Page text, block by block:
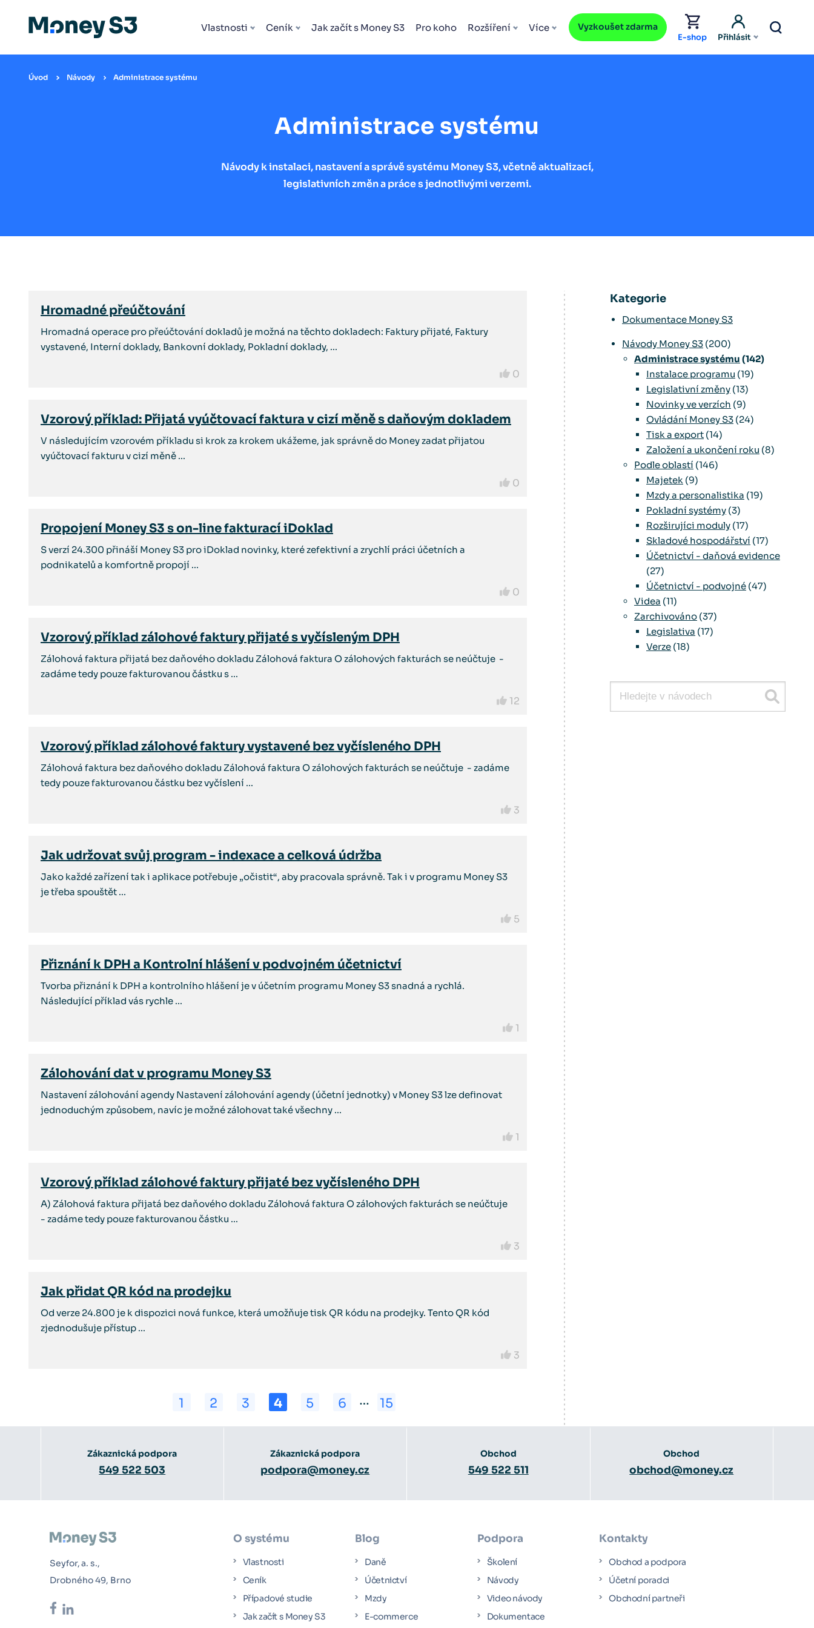
Vlastnosti Ceník Jak začít s Money S3 Pro koho Rozšíření Více Vyzkoušet zdarma
E-shop Přihlásit
Úvod Návody Administrace systému
Administrace systému
Návody k instalaci, nastavení a správě systému Money S3, včetně aktualizací,
legislativních změn a práce s jednotlivými verzemi.
Hromadné přeúčtování
Hromadná operace pro přeúčtování dokladů je možná na těchto dokladech: Faktury přijaté, Faktury
vystavené, Interní doklady, Bankovní doklady, Pokladní doklady, ...
0
Vzorový příklad: Přijatá vyúčtovací faktura v cizí měně s daňovým dokladem
V následujícím vzorovém příkladu si krok za krokem ukážeme, jak správně do Money zadat přijatou
vyúčtovací fakturu v cizí měně ...
0
Propojení Money S3 s on-line fakturací iDoklad
S verzí 24.300 přináší Money S3 pro iDoklad novinky, které zefektivní a zrychlí práci účetních a
podnikatelů a komfortně propojí ...
0
Vzorový příklad zálohové faktury přijaté s vyčísleným DPH
Zálohová faktura přijatá bez daňového dokladu Zálohová faktura O zálohových fakturách se neúčtuje -
zadáme tedy pouze fakturovanou částku s ...
12
Vzorový příklad zálohové faktury vystavené bez vyčísleného DPH
Zálohová faktura bez daňového dokladu Zálohová faktura O zálohových fakturách se neúčtuje - zadáme
tedy pouze fakturovanou částku bez vyčíslení ...
3
Jak udržovat svůj program - indexace a celková údržba
Jako každé zařízení tak i aplikace potřebuje „očistit“, aby pracovala správně. Tak i v programu Money S3
je třeba spouštět ...
5
Přiznání k DPH a Kontrolní hlášení v podvojném účetnictví
Tvorba přiznání k DPH a kontrolního hlášení je v účetním programu Money S3 snadná a rychlá.
Následující příklad vás rychle ...
1
Zálohování dat v programu Money S3
Nastavení zálohování agendy Nastavení zálohování agendy (účetní jednotky) v Money S3 lze definovat
jednoduchým způsobem, navíc je možné zálohovat také všechny ...
1
Vzorový příklad zálohové faktury přijaté bez vyčísleného DPH
A) Zálohová faktura přijatá bez daňového dokladu Zálohová faktura O zálohových fakturách se neúčtuje
- zadáme tedy pouze fakturovanou částku ...
3
Jak přidat QR kód na prodejku
Od verze 24.800 je k dispozici nová funkce, která umožňuje tisk QR kódu na prodejky. Tento QR kód
zjednodušuje přístup ...
3
1 2 3 4 5 6 … 15
Kategorie
Dokumentace Money S3
Návody Money S3(200)
Administrace systému (142)
Instalace programu (19)
Legislativní změny(13)
Novinky ve verzích (9)
Ovládání Money S3(24)
Tisk a export(14)
Založení a ukončení roku (8)
Podle oblastí (146)
Majetek (9)
Mzdy a personalistika (19)
Pokladní systémy(3)
Rozširujíci moduly(17)
Skladové hospodářství (17)
Účetnictví - daňová evidence
(27)
Účetnictví - podvojné(47)
Videa (11)
Zarchivováno(37)
Legislativa (17)
Verze(18)
Zákaznická podpora
549 522 503
Zákaznická podpora
podpora@money.cz
Obchod
549 522 511
Obchod
obchod@money.cz
Seyfor, a. s.,
Drobného 49, Brno
O systému
Vlastnosti
Ceník
Případové studie
Jak začít s Money S3
Blog
Daně
Účetnictví
Mzdy
E-commerce
Podpora
Školení
Návody
Video návody
Dokumentace
Kontakty
Obchod a podpora
Účetní poradci
Obchodní partneři